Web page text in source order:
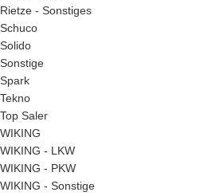
Rietze - Sonstiges
Schuco
Solido
Sonstige
Spark
Tekno
Top Saler
WIKING
WIKING - LKW
WIKING - PKW
WIKING - Sonstige